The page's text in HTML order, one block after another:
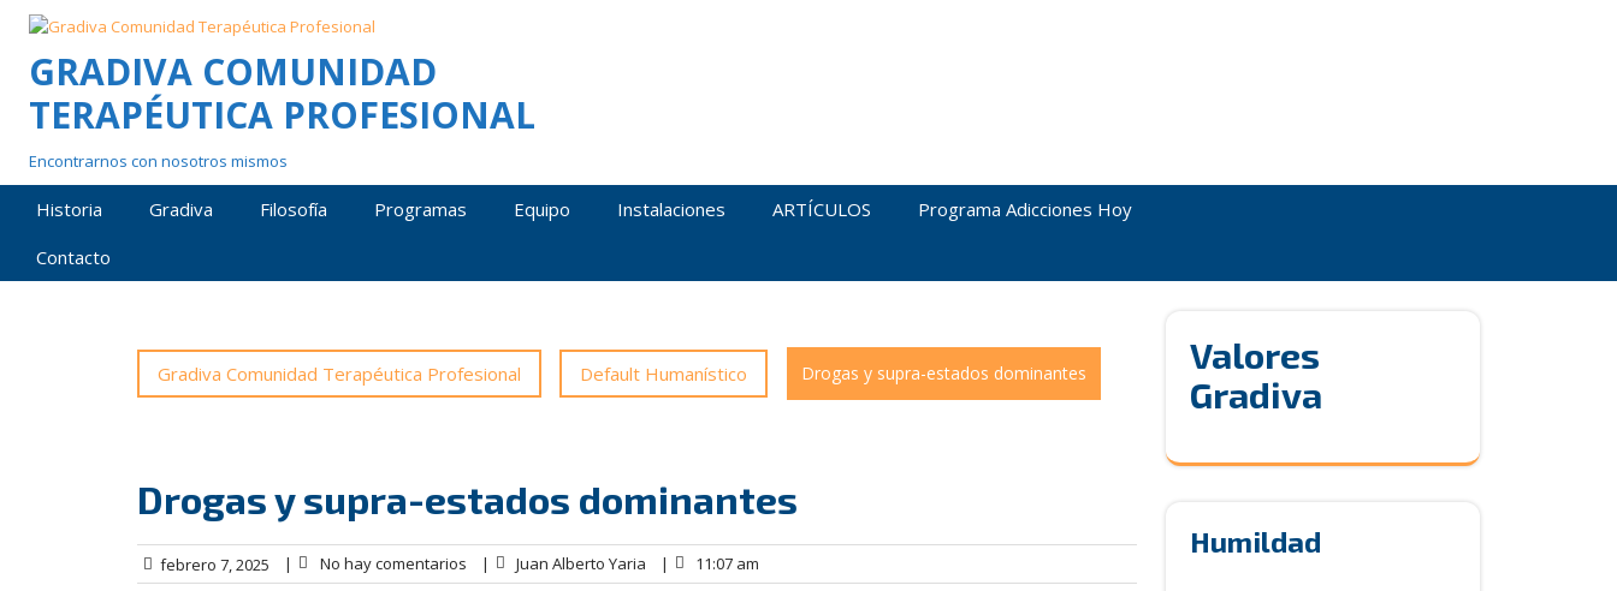
Skip
contentGRADIVA COMUNIDAD
TERAPÉUTICA PROFESIONAL
Encontrarnos con nosotros mismos
Historia Gradiva Filosofía Programas Equipo Instalaciones ARTÍCULOS
Programa Adicciones Hoy
Contacto
Gradiva Comunidad Terapéutica Profesional Default Humanístico Drogas y supra-estados dominantes
Drogas y supra-estados dominantes
febrero 7, 2025 | No hay comentarios | Juan Alberto Yaria | 11:07 am
Valores
Gradiva
Humildad